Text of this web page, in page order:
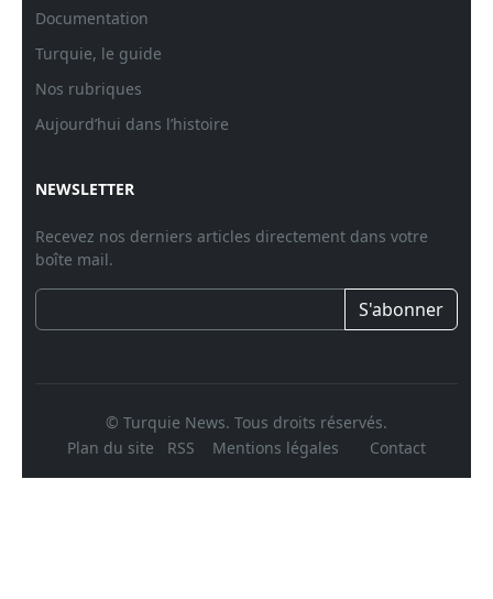
Documentation
Turquie, le guide
Nos rubriques
Aujourd’hui dans l’histoire
NEWSLETTER
Recevez nos derniers articles directement dans votre
boîte mail.
S'abonner
© Turquie News. Tous droits réservés.
Plan du site
RSS Mentions légales Contact